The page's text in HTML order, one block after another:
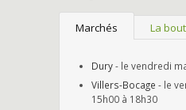
Marchés La
Dury- le vendredi
Villers-Bocage - le
15h00 à 18h30